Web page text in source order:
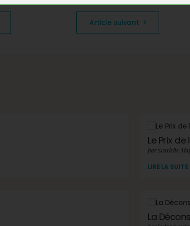
Article suivant
Le Prix
par Scarlette
LIRE LA SUITE
La